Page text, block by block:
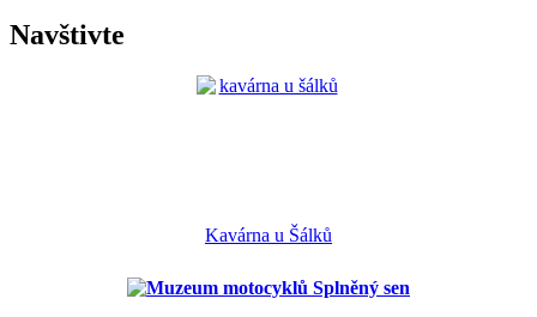
Navštivte
Kavárna u Šálků